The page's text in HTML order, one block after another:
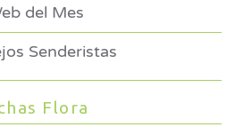
del Mes
Senderistas
Flora